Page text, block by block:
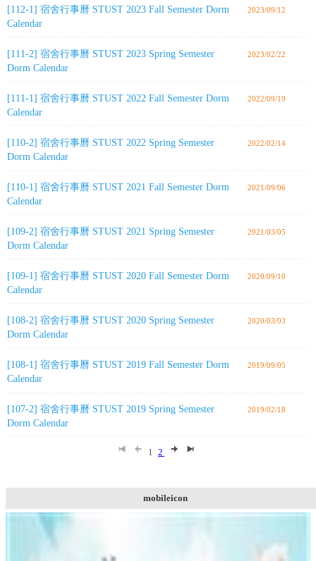
[112-1] 宿舍行事曆 STUST 2023 Fall Semester Dorm
Calendar
2023/09/12
[111-2] 宿舍行事曆 STUST 2023 Spring Semester
Dorm Calendar
2023/02/22
[111-1] 宿舍行事曆 STUST 2022 Fall Semester Dorm
Calendar
2022/09/19
[110-2] 宿舍行事曆 STUST 2022 Spring Semester
Dorm Calendar
2022/02/14
[110-1] 宿舍行事曆 STUST 2021 Fall Semester Dorm
Calendar
2021/09/06
[109-2] 宿舍行事曆 STUST 2021 Spring Semester
Dorm Calendar
2021/03/05
[109-1] 宿舍行事曆 STUST 2020 Fall Semester Dorm
Calendar
2020/09/10
[108-2] 宿舍行事曆 STUST 2020 Spring Semester
Dorm Calendar
2020/03/03
[108-1] 宿舍行事曆 STUST 2019 Fall Semester Dorm
Calendar
2019/09/05
[107-2] 宿舍行事曆 STUST 2019 Spring Semester
Dorm Calendar
2019/02/18
1 2
mobileicon